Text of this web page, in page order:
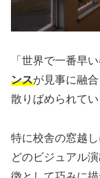
「世界で一番早
ンスが見事に融
散りばめられてい
特に校舎の窓越し
どのビジュアル